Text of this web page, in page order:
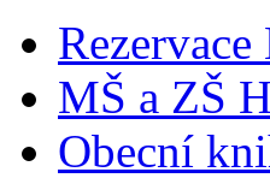
MŠ a ZŠ
Obecní